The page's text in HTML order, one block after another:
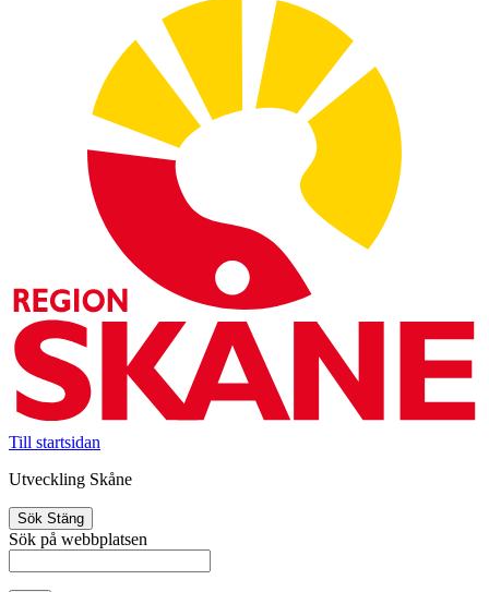
Till startsidan
Utveckling Skåne
Sök Stäng
Sök på webbplatsen